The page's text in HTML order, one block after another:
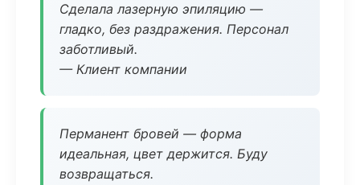
Сделала лазерную эпиляцию —
гладко, без раздражения. Персонал
заботливый.
— Клиент компании
Перманент бровей — форма
идеальная, цвет держится. Буду
возвращаться.